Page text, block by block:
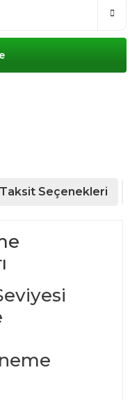
Taksit Seçenekleri